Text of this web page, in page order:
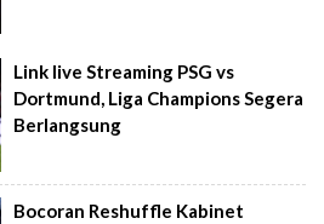
Link live Streaming PSG vs
Dortmund, Liga Champions Segera
Berlangsung
Bocoran Reshuffle Kabinet